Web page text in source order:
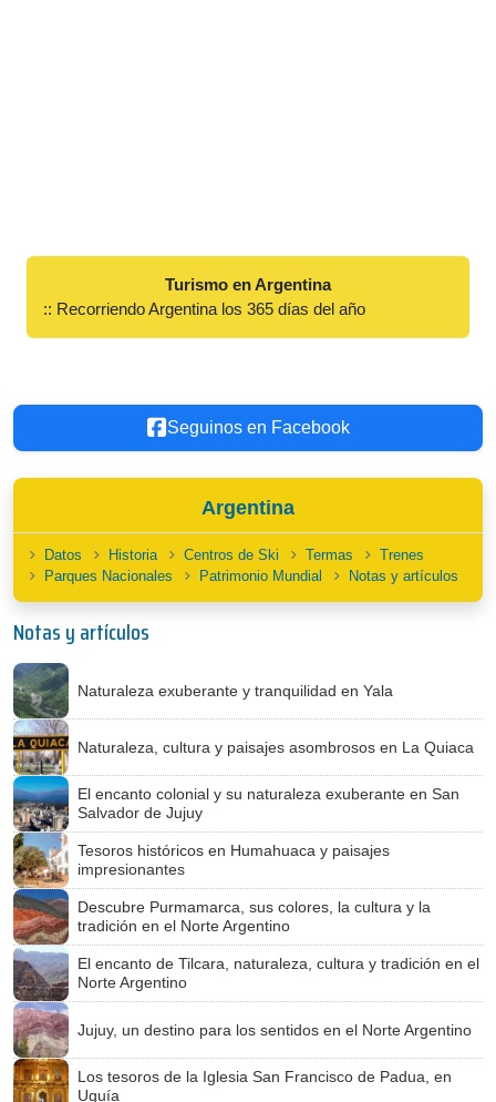
Turismo en Argentina
:: Recorriendo Argentina los 365 días del año
Seguinos en Facebook
Argentina
Datos Historia Centros de Ski Termas
Trenes
Parques Nacionales
Patrimonio Mundial Notas y artículos
Notas y artículos
Naturaleza exuberante y tranquilidad en Yala
Naturaleza, cultura y paisajes asombrosos en La Quiaca
El encanto colonial y su naturaleza exuberante en San
Salvador de Jujuy
Tesoros históricos en Humahuaca y paisajes
impresionantes
Descubre Purmamarca, sus colores, la cultura y la
tradición en el Norte Argentino
El encanto de Tilcara, naturaleza, cultura y tradición en el
Norte Argentino
Jujuy, un destino para los sentidos en el Norte Argentino
Los tesoros de la Iglesia San Francisco de Padua, en
Uquía